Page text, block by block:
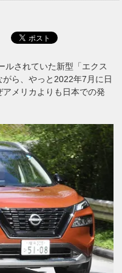
ルされていた新型「エクス
がら、やっと2022年7月に日
メリカよりも日本での発